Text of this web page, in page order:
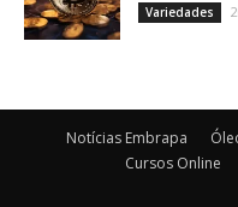
Variedades
Notícias Embrapa
Cursos Online